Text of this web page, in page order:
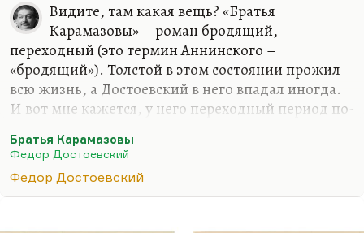
Видите, там какая вещь? «Братья
Карамазовы» – роман бродящий,
переходный (это термин Аннинского –
«бродящий»). Толстой в этом состоянии прожил
всю жизнь, а Достоевский в него впадал иногда.
И вот мне кажется, у него переходный период по-
(например, «Село Степанчиково») или последний
роман – «Братья Карамазовы». Дело в том, что
«Братья Карамазовы» – это роман отхода от
Братья Карамазовы
Федор Достоевский
Федор Достоевский